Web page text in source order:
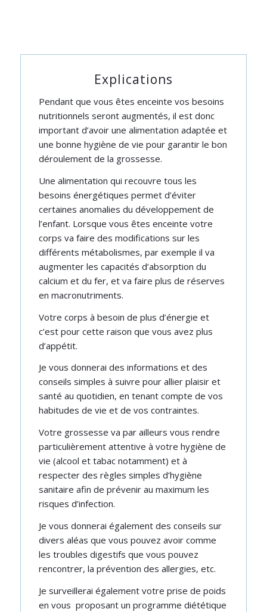
Explications
Pendant que vous êtes enceinte vos besoins
nutritionnels seront augmentés, il est donc
important d’avoir une alimentation adaptée et
une bonne hygiène de vie pour garantir le bon
déroulement de la grossesse.
Une alimentation qui recouvre tous les
besoins énergétiques permet d’éviter
certaines anomalies du développement de
l’enfant. Lorsque vous êtes enceinte votre
corps va faire des modifications sur les
différents métabolismes, par exemple il va
augmenter les capacités d’absorption du
calcium et du fer, et va faire plus de réserves
en macronutriments.
Votre corps à besoin de plus d’énergie et
c’est pour cette raison que vous avez plus
d’appétit.
Je vous donnerai des informations et des
conseils simples à suivre pour allier plaisir et
santé au quotidien, en tenant compte de vos
habitudes de vie et de vos contraintes.
Votre grossesse va par ailleurs vous rendre
particulièrement attentive à votre hygiène de
vie (alcool et tabac notamment) et à
respecter des règles simples d’hygiène
sanitaire afin de prévenir au maximum les
risques d’infection.
Je vous donnerai également des conseils sur
divers aléas que vous pouvez avoir comme
les troubles digestifs que vous pouvez
rencontrer, la prévention des allergies, etc.
Je surveillerai également votre prise de poids
en vous proposant un programme diététique